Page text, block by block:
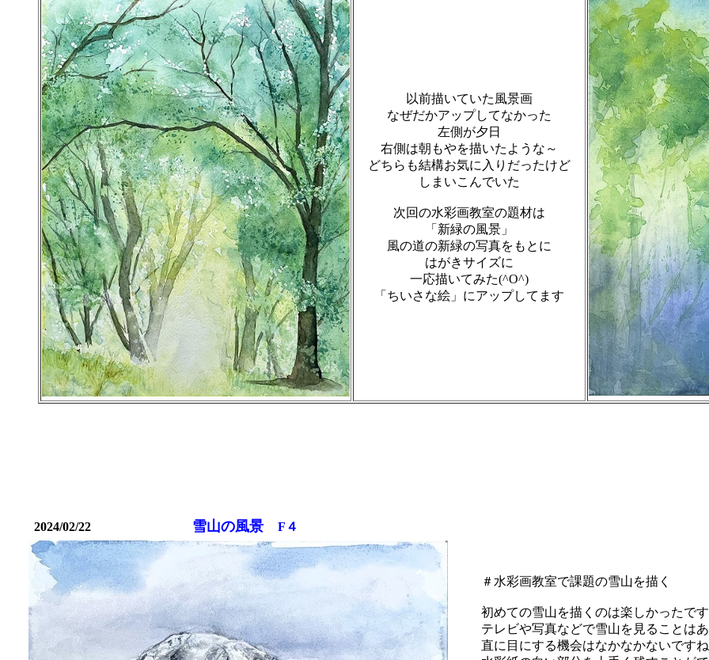
以前描いていた風景画
なぜだかアップしてなかった
左側が夕日
右側は朝もやを描いたような～
どちらも結構お気に入りだったけど
しまいこんでいた
次回の水彩画教室の題材は
「新緑の風景」
風の道の新緑の写真をもとに
はがきサイズに
一応描いてみた(^O^)
「ちいさな絵」にアップしてます
2024/02/22 雪山の風景 F４
＃水彩画教室で課題の雪山を描く
初めての雪山を描くのは楽しかったです
テレビや写真などで雪山を見ることは
直に目にする機会はなかなかないですね